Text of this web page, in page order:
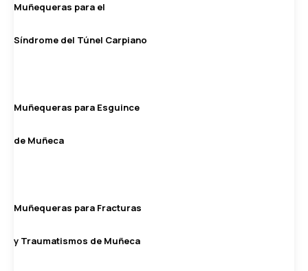
Muñequeras para el
Síndrome del Túnel Carpiano
Muñequeras para Esguince
de Muñeca
Muñequeras para Fracturas
y Traumatismos de Muñeca